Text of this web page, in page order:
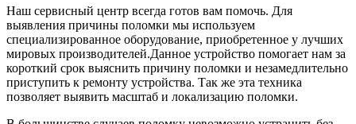
Наш сервисный центр всегда готов вам помочь. Для
выявления причины поломки мы используем
специализированное оборудование, приобретенное у лучших
мировых производителей.Данное устройство помогает нам за
короткий срок выяснить причину поломки и незамедлительно
приступить к ремонту устройства. Так же эта техника
позволяет выявить масштаб и локализацию поломки.